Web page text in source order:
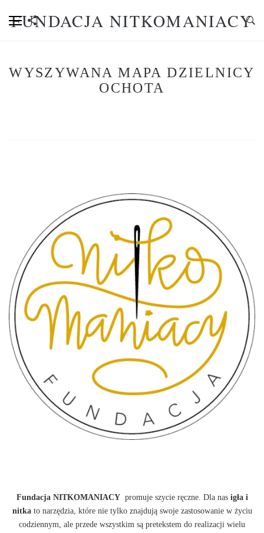
FUNDACJA NITKOMANIACY
WYSZYWANA MAPA DZIELNICY
OCHOTA
Fundacja NITKOMANIACY promuje szycie ręczne. Dla nas igła i
nitkato narzędzia, które nie tylko znajdują swoje zastosowanie w życiu
codziennym, ale przede wszystkim są pretekstem do realizacji wielu